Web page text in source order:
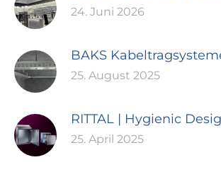
24. Juni 2026
BAKS
25. August 2025
RITTAL | Hygienic
25. April 2025